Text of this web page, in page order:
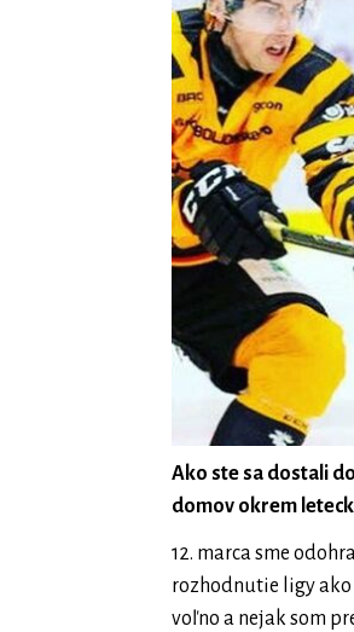
Ako ste sa dostali
domov okrem
12. marca sme
rozhodnutie ligy ako
voľno a nejak som